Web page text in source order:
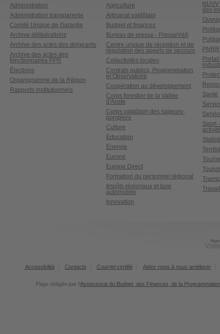
Administration
Administration transparente
Comité Unique de Garantie
Archive délibérations
Archive des actes des dirigeants
Archive des actes des
fonctionnaires PPR
Élections
Organigramme de la Région
Rapports institutionnels
Agriculture
Artisanat valdôtain
Budget et finances
Bureau de presse - PresseVdA
Centre unique de réception et de
régulation des appels de secours
Collectivités locales
Contrats publics, Programmation
et Observatoire
Coopération au développement
Corps forestier de la Vallée
d'Aoste
Corps valdôtain des sapeurs-
pompiers
Culture
Éducation
Énergie
Europe
Europe Direct
Formation du personnel régional
Impôts régionaux et taxe
automobile
Innovation
des
PNRR
Santé
Sport
Travail
Accessibilità Contacts Courriel certifié Aidez-nous à nous améliorer
Page rédigée par l'Assessorat du Budget, des Finances, de la